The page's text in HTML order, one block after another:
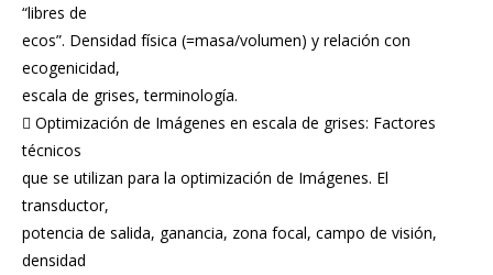
“libres de
ecos”. Densidad física (=masa/volumen) y relación con
ecogenicidad,
escala de grises, terminología.
 Optimización de Imágenes en escala de grises: Factores
técnicos
que se utilizan para la optimización de Imágenes. El
transductor,
potencia de salida, ganancia, zona focal, campo de visión,
densidad